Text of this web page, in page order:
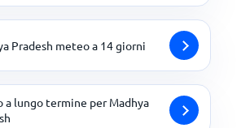
Pradesh meteo a 14 giorni
a lungo termine per Madhya